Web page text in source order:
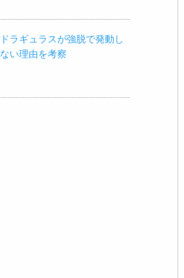
ドラギュラスが強脱で発動し
ない理由を考察